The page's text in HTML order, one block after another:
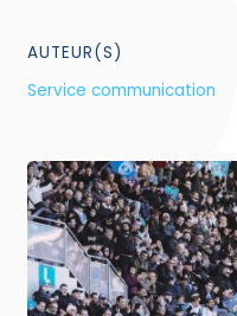
AUTEUR(S)
Service communication